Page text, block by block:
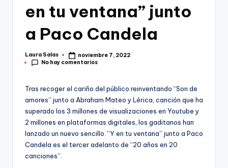
en tu ventana” junto
a Paco Candela
Publicado
por
Laura Salas
noviembre 7, 2022
No hay comentarios
Tras recoger el cariño del público reinventando “Son de
amores” junto a Abraham Mateo y Lérica, canción que ha
superado los 3 millones de visualizaciones en Youtube y
2 millones en plataformas digitales, los gaditanos han
lanzado un nuevo sencillo. “Y en tu ventana” junto a Paco
Candela es el tercer adelanto de “20 años en 20
canciones”.